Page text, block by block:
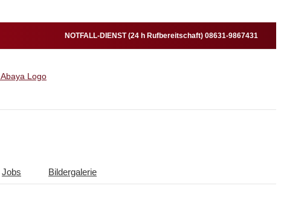
NOTFALL-DIENST (24 h Rufbereitschaft) 08631-9867431
Jobs Bildergalerie